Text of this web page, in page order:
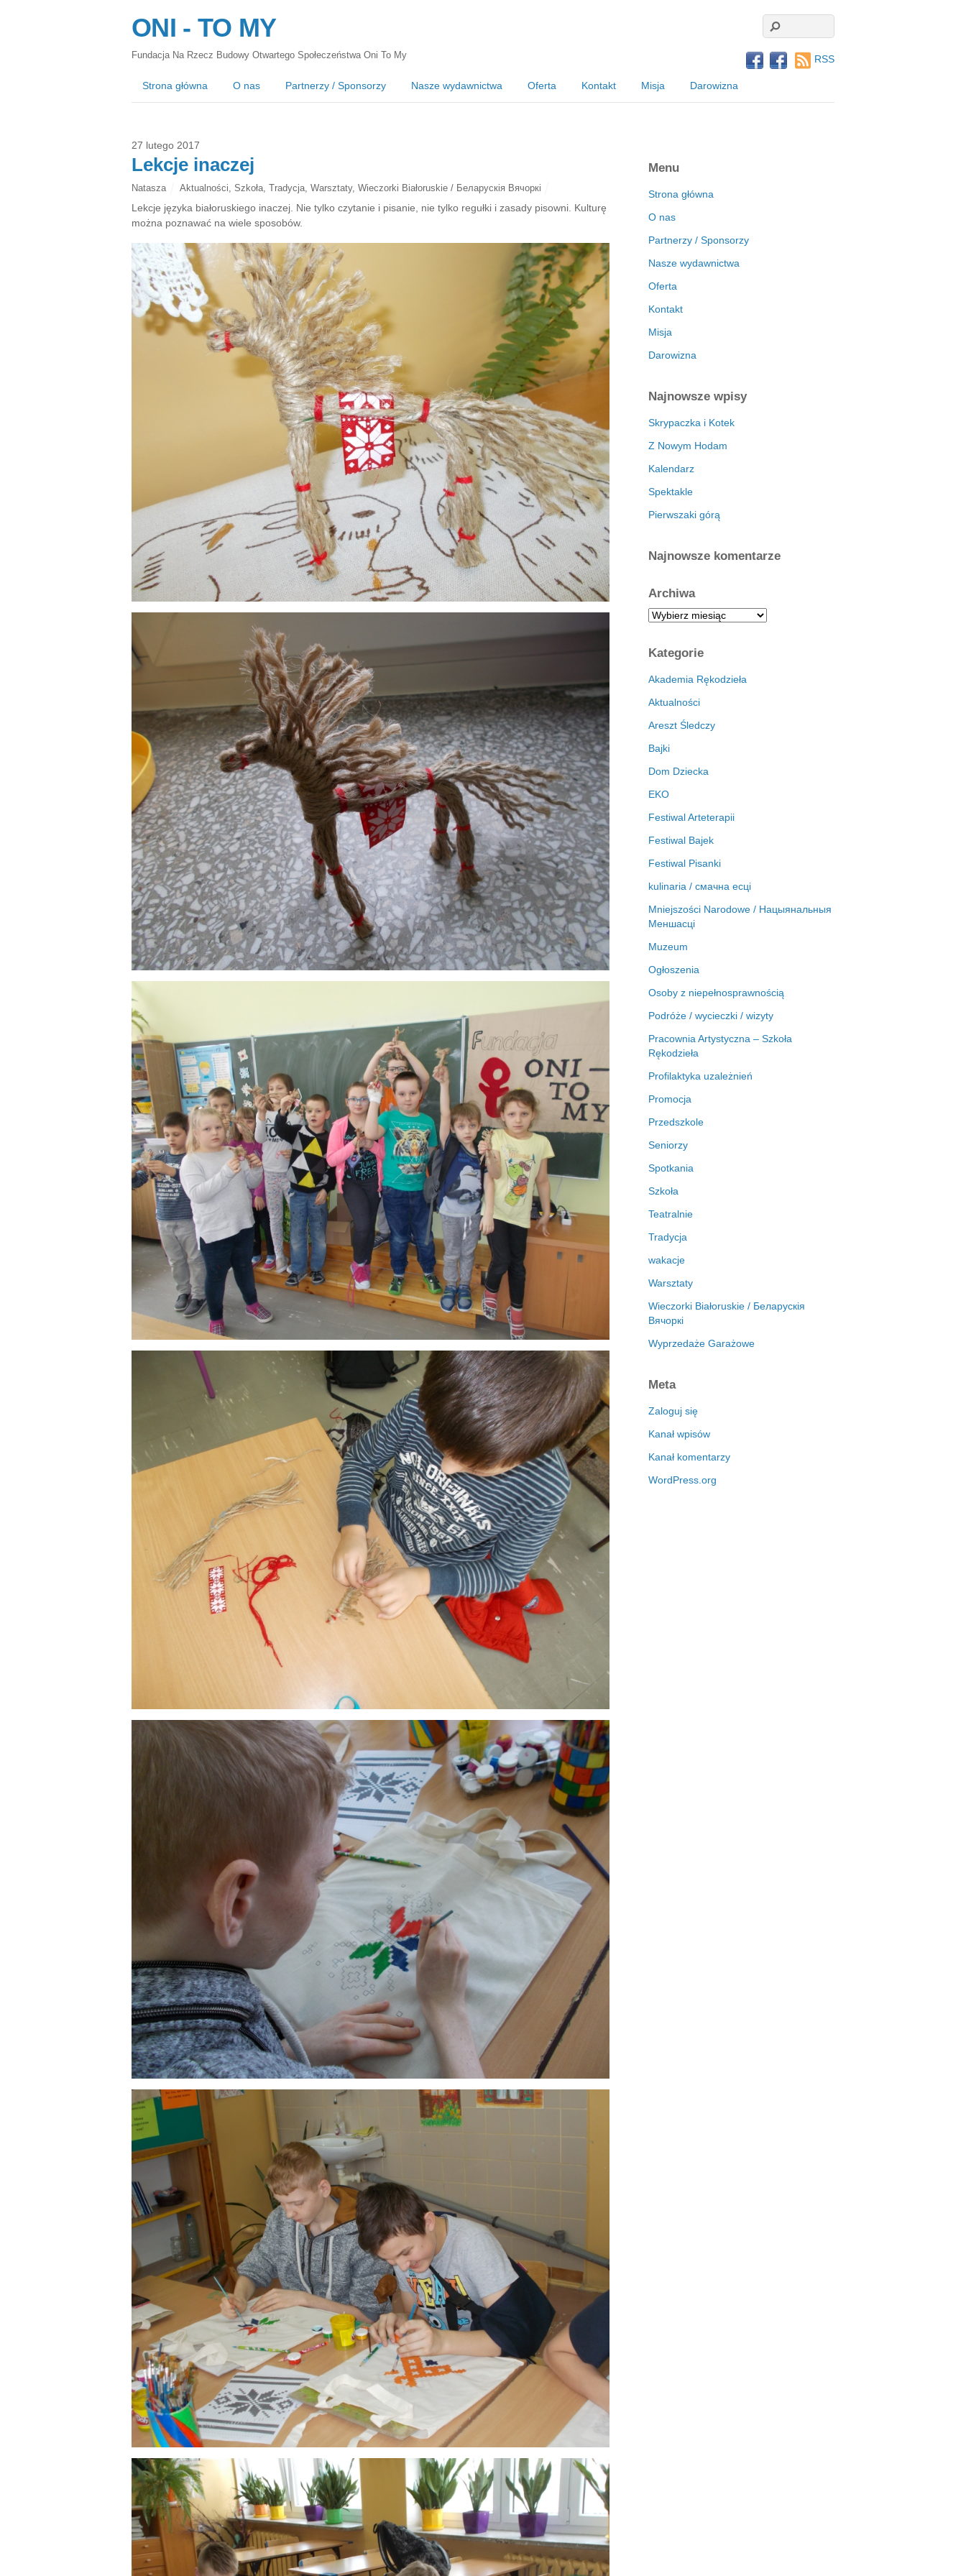
ONI - TO MY
Fundacja Na Rzecz Budowy Otwartego Społeczeństwa Oni To My
Strona główna O nas Partnerzy / Sponsorzy Nasze wydawnictwa Oferta Kontakt Misja Darowizna
RSS
27 lutego 2017
Lekcje inaczej
Natasza Aktualności Szkoła, Tradycja, Warsztaty, Wieczorki Białoruskie / Беларускія Вячоркі
Lekcje języka białoruskiego inaczej. Nie tylko czytanie i pisanie, nie tylko regułki i zasady pisowni. Kulturę
można poznawać na wiele sposobów.
Menu
Strona główna
O nas
Partnerzy / Sponsorzy
Nasze wydawnictwa
Oferta
Kontakt
Misja
Darowizna
Najnowsze wpisy
Skrypaczka i Kotek
Z Nowym Hodam
Kalendarz
Spektakle
Pierwszaki górą
Najnowsze komentarze
Archiwa
A
h
i
a
Kategorie
Akademia Rękodzieła
Aktualności
Areszt Śledczy
Bajki
Dom Dziecka
EKO
Festiwal Arteterapii
Festiwal Bajek
Festiwal Pisanki
kulinaria / смачна есці
Mniejszości Narodowe / Нацыянальныя
Меншасці
Muzeum
Ogłoszenia
Osoby z niepełnosprawnością
Podróże / wycieczki / wizyty
Pracownia Artystyczna – Szkoła
Rękodzieła
Profilaktyka uzależnień
Promocja
Przedszkole
Seniorzy
Spotkania
Szkoła
Teatralnie
Tradycja
wakacje
Warsztaty
Wieczorki Białoruskie / Беларускія
Вячоркі
Wyprzedaże Garażowe
Meta
Zaloguj się
Kanał wpisów
Kanał komentarzy
WordPress.org